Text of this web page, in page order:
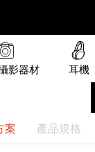
影器材 耳機
案 產品規格